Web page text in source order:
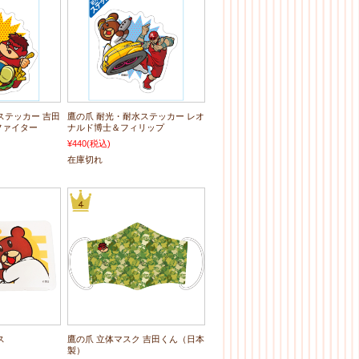
テッカー 吉田
イター
鷹の爪 耐光・耐水ステッカー レオ
ナルド博士＆フィリップ
¥440(税込)
在庫切れ
鷹の爪 立体マスク 吉田くん（日本
製）